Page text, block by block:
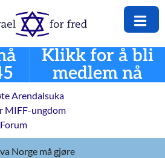
Klikk for å bli
medlem nå
Arendalsuka
MIFF-ungdom
Norge må gjøre